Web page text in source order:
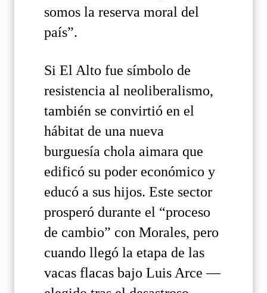
somos la reserva moral del
país”.
Si El Alto fue símbolo de
resistencia al neoliberalismo,
también se convirtió en el
hábitat de una nueva
burguesía chola aimara que
edificó su poder económico y
educó a sus hijos. Este sector
prosperó durante el “proceso
de cambio” con Morales, pero
cuando llegó la etapa de las
vacas flacas bajo Luis Arce —